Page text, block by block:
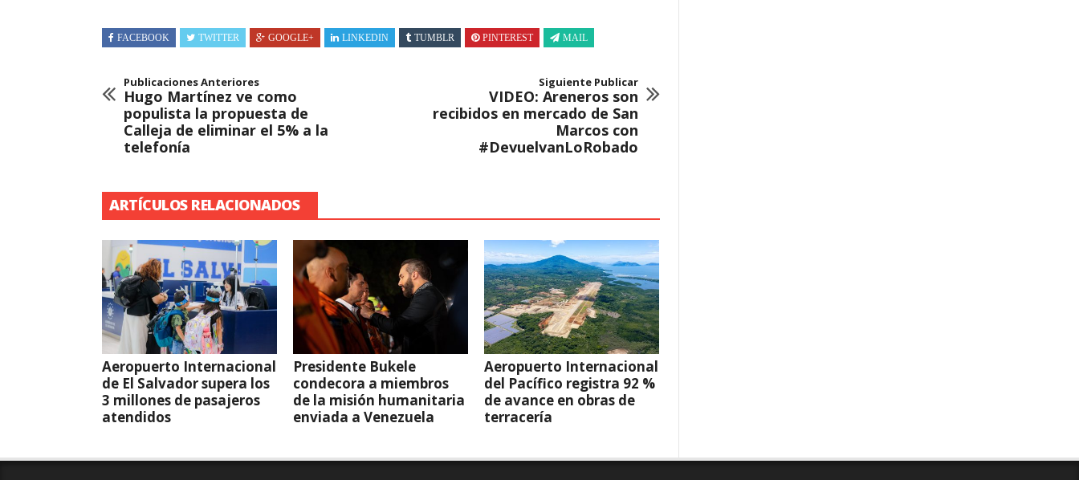
FACEBOOK TWITTER GOOGLE+ LINKEDIN TUMBLR PINTEREST MAIL
Publicaciones Anteriores
Hugo Martínez ve como
populista la propuesta de
Calleja de eliminar el 5% a la
telefonía
Siguiente Publicar
VIDEO: Areneros son
recibidos en mercado de San
Marcos con
#DevuelvanLoRobado
ARTÍCULOS RELACIONADOS
Aeropuerto Internacional
de El Salvador supera los
3 millones de pasajeros
atendidos
Presidente Bukele
condecora a miembros
de la misión humanitaria
enviada a Venezuela
Aeropuerto Internacional
del Pacífico registra 92 %
de avance en obras de
terracería